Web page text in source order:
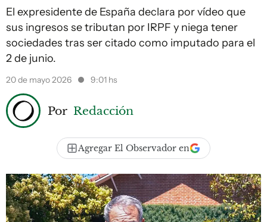
El expresidente de España declara por vídeo que
sus ingresos se tributan por IRPF y niega tener
sociedades tras ser citado como imputado para el
2 de junio.
20 de mayo 2026 9:01 hs
Por Redacción
Agregar El Observador en